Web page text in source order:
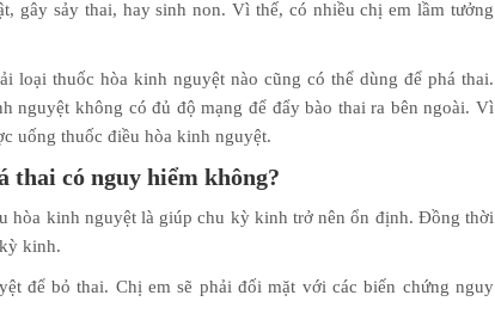
gây sảy thai, hay sinh non. Vì thế, có nhiều chị em lầm tưởng
loại thuốc hòa kinh nguyệt nào cũng có thể dùng để phá thai.
nguyệt không có đủ độ mạng để đẩy bào thai ra bên ngoài. Vì
uống thuốc điều hòa kinh nguyệt.
thai có nguy hiểm không?
hòa kinh nguyệt là giúp chu kỳ kinh trở nên ổn định. Đồng thời
kinh.
để bỏ thai. Chị em sẽ phải đối mặt với các biến chứng nguy